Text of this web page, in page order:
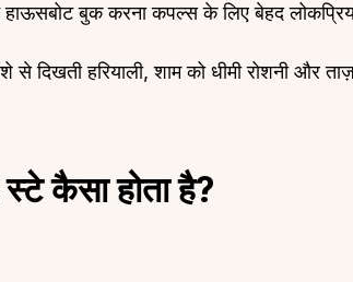
हाऊसबोट बुक करना कपल्स के लिए बेहद
से दिखती हरियाली, शाम को धीमी रोशनी और
कैसा होता है?